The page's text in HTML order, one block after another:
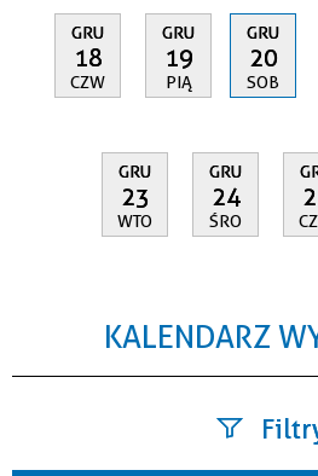
GRU
18
CZW
GRU
19
PIĄ
GRU
20
SOB
GRU
23
WTO
GRU
24
ŚRO
KALENDARZ